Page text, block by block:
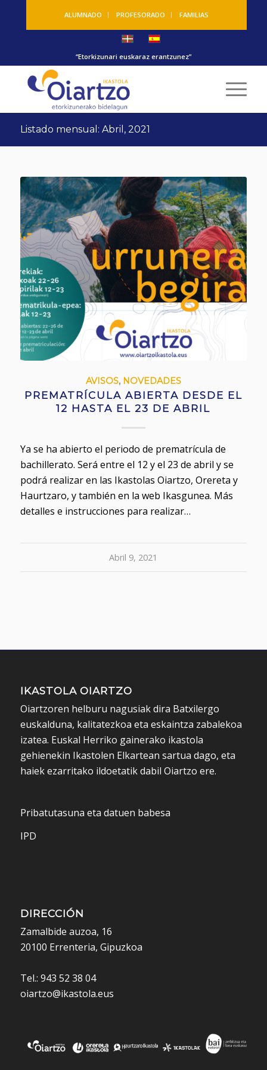
ALUMNADO PROFESORADO FAMILIAS
“Etorkizunari euskaraz erantzunez”
Listado mensual: Abril, 2021
AVISOS, NOVEDADES
PREMATRÍCULA ABIERTA DESDE EL
12 HASTA EL 23 DE ABRIL
Ya se ha abierto el periodo de prematrícula de
bachillerato. Será entre el 12 y el 23 de abril y se
podrá realizar en las Ikastolas Oiartzo, Orereta y
Haurtzaro, y también en la web Ikasgunea. Más
detalles e instrucciones para realizar…
Abril 9, 2021
IKASTOLA OIARTZO
Oiartzoren helburu nagusiak dira Batxilergo
euskalduna, kalitatezkoa eta eskaintza zabalekoa
izatea. Euskal Herriko gainerako ikastola
gehienekin Ikastolen Elkartean sartua dago, eta
haiek ezarritako ildoetatik dabil Oiartzo ere.
Pribatutasuna eta datuen babesa
IPD
DIRECCIÓN
Zamalbide auzoa, 16
20100 Errenteria, Gipuzkoa
Tel.: 943 52 38 04
oiartzo@ikastola.eus